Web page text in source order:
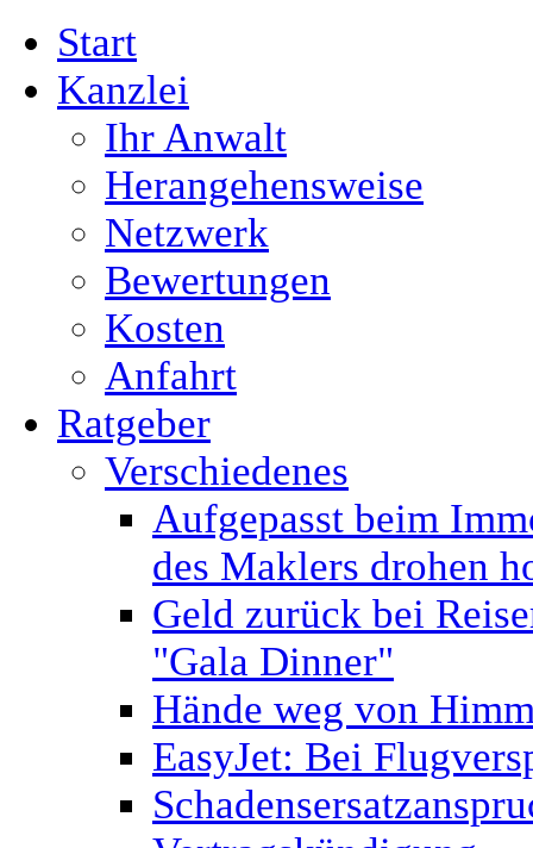
Start
Kanzlei
Ihr Anwalt
Herangehensweise
Netzwerk
Bewertungen
Kosten
Anfahrt
Ratgeber
Verschiedenes
Aufgepasst beim
des Maklers drohen
Geld zurück bei
"Gala Dinner"
Hände weg von
EasyJet: Bei